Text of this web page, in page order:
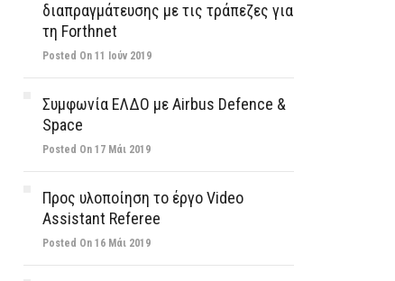
διαπραγμάτευσης με τις τράπεζες για
τη Forthnet
Posted On 11 Ιούν 2019
Συμφωνία ΕΛΔΟ με Airbus Defence &
Space
Posted On 17 Μάι 2019
Προς υλοποίηση το έργο Video
Assistant Referee
Posted On 16 Μάι 2019